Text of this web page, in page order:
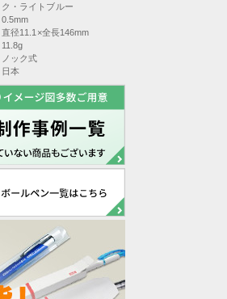
ク・ライトブルー
0.5mm
直径11.1×全長146mm
11.8g
ノック式
日本